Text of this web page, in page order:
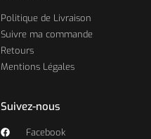
Politique de Livraison
Suivre ma commande
Retours
Mentions Légales
Suivez-nous
Facebook